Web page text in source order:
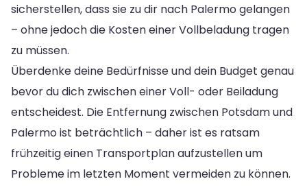
sicherstellen, dass sie zu dir nach Palermo gelangen
– ohne jedoch die Kosten einer Vollbeladung tragen
zu müssen.
Überdenke deine Bedürfnisse und dein Budget genau
bevor du dich zwischen einer Voll- oder Beiladung
entscheidest. Die Entfernung zwischen Potsdam und
Palermo ist beträchtlich – daher ist es ratsam
frühzeitig einen Transportplan aufzustellen um
Probleme im letzten Moment vermeiden zu können.